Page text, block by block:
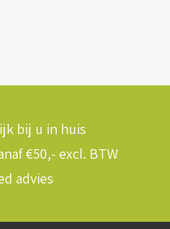
bij u in huis
€50,- excl. BTW
advies